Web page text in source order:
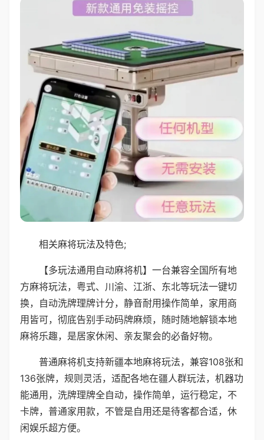
相关麻将玩法及特色;
【多玩法通用自动麻将机】一台兼容全国所有地
方麻将玩法，粤式、川渝、江浙、东北等玩法一键切
换，自动洗牌理牌计分，静音耐用操作简单，家用商
用皆可，彻底告别手动码牌麻烦，随时随地解锁本地
麻将乐趣，是居家休闲、亲友聚会的必备好物。
普通麻将机支持新疆本地麻将玩法，兼容108张和
136张牌，规则灵活，适配各地在疆人群玩法，机器功
能通用，洗牌理牌全自动，操作简单，运行稳定，不
卡牌，普通家用款，不管是自用还是待客都合适，休
闲娱乐超方便。